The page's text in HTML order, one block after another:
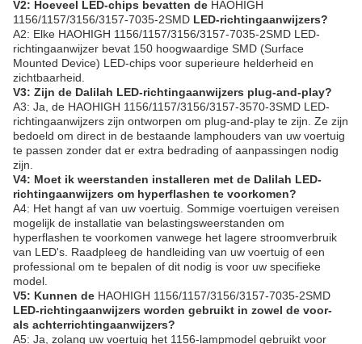
V2: Hoeveel LED-chips bevatten de HAOHIGH
1156/1157/3156/3157-7035-2SMD LED-richtingaanwijzers?
A2: Elke HAOHIGH 1156/1157/3156/3157-7035-2SMD LED-
richtingaanwijzer bevat 150 hoogwaardige SMD (Surface
Mounted Device) LED-chips voor superieure helderheid en
zichtbaarheid.
V3: Zijn de Dalilah LED-richtingaanwijzers plug-and-play?
A3: Ja, de HAOHIGH 1156/1157/3156/3157-3570-3SMD LED-
richtingaanwijzers zijn ontworpen om plug-and-play te zijn. Ze zijn
bedoeld om direct in de bestaande lamphouders van uw voertuig
te passen zonder dat er extra bedrading of aanpassingen nodig
zijn.
V4: Moet ik weerstanden installeren met de Dalilah LED-
richtingaanwijzers om hyperflashen te voorkomen?
A4: Het hangt af van uw voertuig. Sommige voertuigen vereisen
mogelijk de installatie van belastingsweerstanden om
hyperflashen te voorkomen vanwege het lagere stroomverbruik
van LED's. Raadpleeg de handleiding van uw voertuig of een
professional om te bepalen of dit nodig is voor uw specifieke
model.
V5: Kunnen de HAOHIGH 1156/1157/3156/3157-7035-2SMD
LED-richtingaanwijzers worden gebruikt in zowel de voor-
als achterrichtingaanwijzers?
A5: Ja, zolang uw voertuig het 1156-lampmodel gebruikt voor